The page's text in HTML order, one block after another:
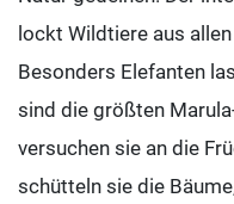
lockt Wildtiere aus
Besonders Elefanten
sind die größten
versuchen sie an die
schütteln sie die